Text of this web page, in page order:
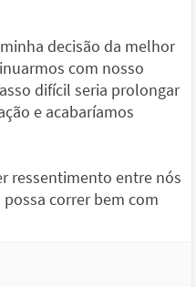
decisão da melhor
com nosso
difícil seria prolongar
e acabaríamos
ressentimento entre nós
correr bem com